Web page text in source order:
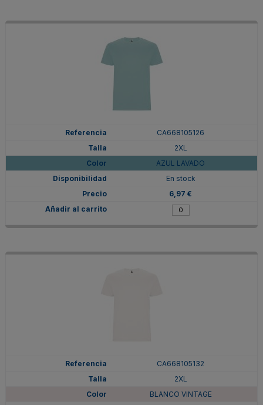
CA668105126
2XL
AZUL LAVADO
En stock
6,97 €
CA668105132
2XL
BLANCO VINTAGE